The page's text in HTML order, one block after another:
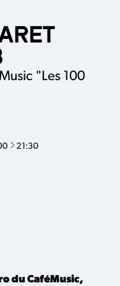
"Les 100
À
21:30
du CaféMusic,